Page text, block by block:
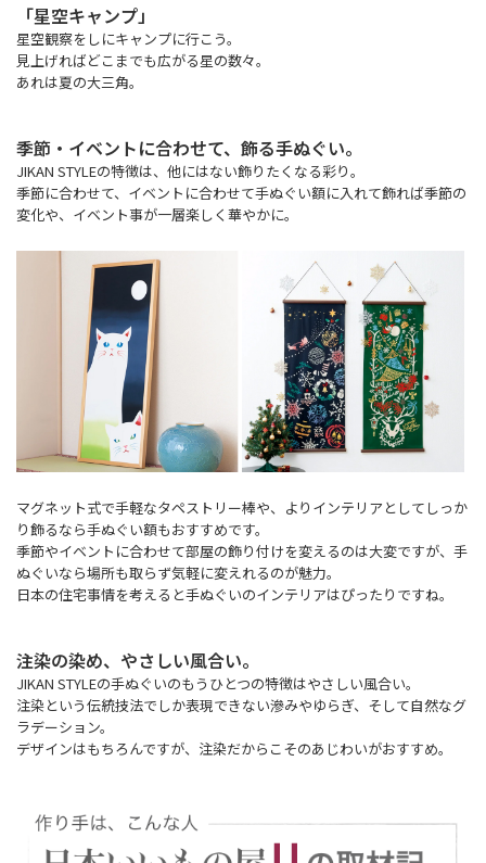
「星空キャンプ」
星空観察をしにキャンプに行こう。
見上げればどこまでも広がる星の数々。
あれは夏の大三角。
季節・イベントに合わせて、飾る手ぬぐい。
JIKAN STYLEの特徴は、他にはない飾りたくなる彩り。
季節に合わせて、イベントに合わせて手ぬぐい額に入れて飾れば季節の
変化や、イベント事が一層楽しく華やかに。
マグネット式で手軽なタペストリー棒や、よりインテリアとしてしっか
り飾るなら手ぬぐい額もおすすめです。
季節やイベントに合わせて部屋の飾り付けを変えるのは大変ですが、手
ぬぐいなら場所も取らず気軽に変えれるのが魅力。
日本の住宅事情を考えると手ぬぐいのインテリアはぴったりですね。
注染の染め、やさしい風合い。
JIKAN STYLEの手ぬぐいのもうひとつの特徴はやさしい風合い。
注染という伝統技法でしか表現できない滲みやゆらぎ、そして自然なグ
ラデーション。
デザインはもちろんですが、注染だからこそのあじわいがおすすめ。